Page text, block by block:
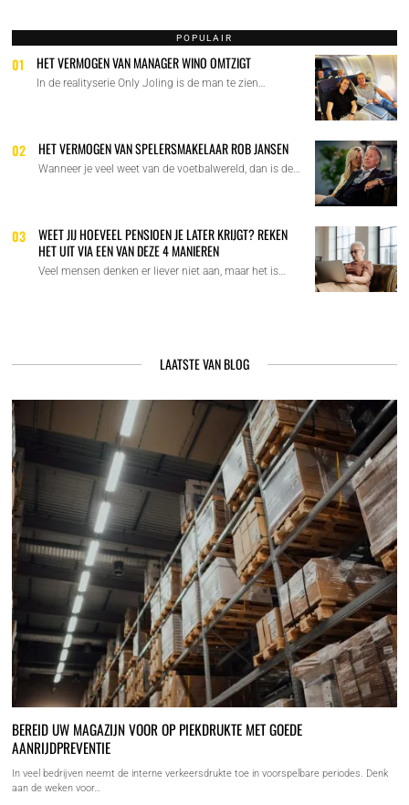
POPULAIR
01 HET VERMOGEN VAN MANAGER WINO OMTZIGT
In de realityserie Only Joling is de man te zien…
02 HET VERMOGEN VAN SPELERSMAKELAAR ROB JANSEN
Wanneer je veel weet van de voetbalwereld, dan is de…
03
WEET JIJ HOEVEEL PENSIOEN JE LATER KRIJGT? REKEN
HET UIT VIA EEN VAN DEZE 4 MANIEREN
Veel mensen denken er liever niet aan, maar het is…
LAATSTE VAN BLOG
BEREID UW MAGAZIJN VOOR OP PIEKDRUKTE MET GOEDE
AANRIJDPREVENTIE
In veel bedrijven neemt de interne verkeersdrukte toe in voorspelbare periodes. Denk
aan de weken voor…